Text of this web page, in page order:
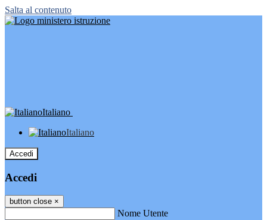
Salta al contenuto
Italiano
Italiano
Accedi
Accedi
button close ×
Nome Utente